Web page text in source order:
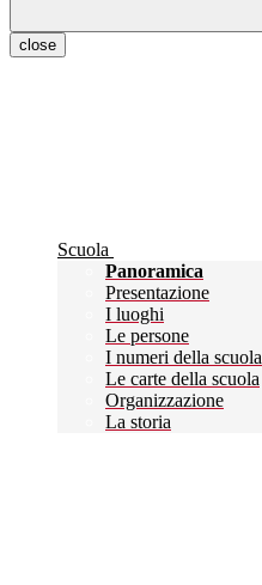
close
Scuola
Panoramica
Presentazione
I luoghi
Le persone
I numeri della scuola
Le carte della scuola
Organizzazione
La storia